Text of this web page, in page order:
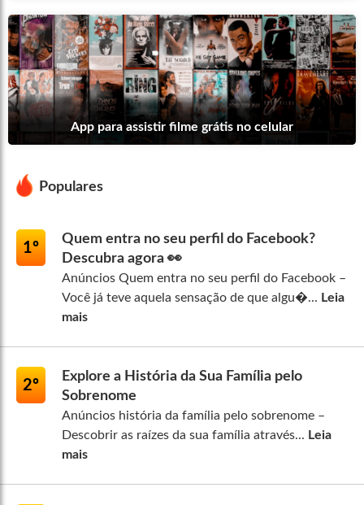
App para assistir filme grátis no celular
Populares
1º
Quem entra no seu perfil do Facebook?
Descubra agora 👀
Anúncios Quem entra no seu perfil do Facebook –
Você já teve aquela sensação de que algu�... Leia
mais
2º
Explore a História da Sua Família pelo
Sobrenome
Anúncios história da família pelo sobrenome –
Descobrir as raízes da sua família através... Leia
mais